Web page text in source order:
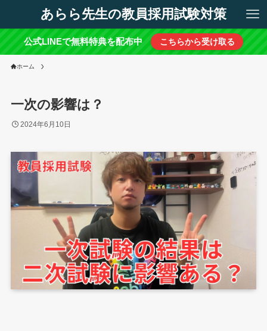
あらら先生の教員採用試験対策
公式LINEで無料特典を配布中 こちらから受け取る
ホーム
一次の影響は？
2024年6月10日